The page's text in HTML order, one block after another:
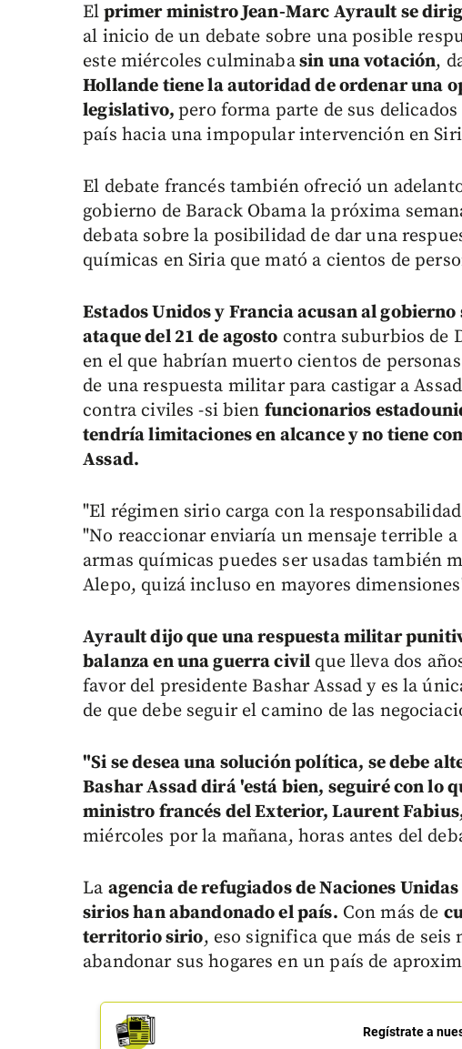
El primer ministro Jean-Marc Ayrault se
al inicio de un debate sobre una posible
este miércoles culminabasin una votación,
Hollande tiene la autoridad de ordenar una
legislativo,pero forma parte de sus
país hacia una impopular intervención en
El debate francés también ofreció un
gobierno de Barack Obama la próxima
debata sobre la posibilidad de dar una
químicas en Siria que mató a cientos de
Estados Unidos y Francia acusan al
ataque del 21 de agosto contra suburbios de
en el que habrían muerto cientos de
de una respuesta militar para castigar a
contra civiles -si bien funcionarios
tendría limitaciones en alcance y no tiene
Assad.
"El régimen sirio carga con la
"No reaccionar enviaría un mensaje terrible
armas químicas puedes ser usadas también
Alepo, quizá incluso en mayores
Ayrault dijo que una respuesta militar
balanza en una guerra civil que lleva dos
favor del presidente Bashar Assad y es la
de que debe seguir el camino de las
"Si se desea una solución política, se debe
Bashar Assad dirá 'está bien, seguiré con lo
ministro francés del Exterior, Laurent
miércoles por la mañana, horas antes del
La agencia de refugiados de Naciones
sirios han abandonado el país. Con más de
territorio sirio, eso significa que más de
abandonar sus hogares en un país de
Regístrate a